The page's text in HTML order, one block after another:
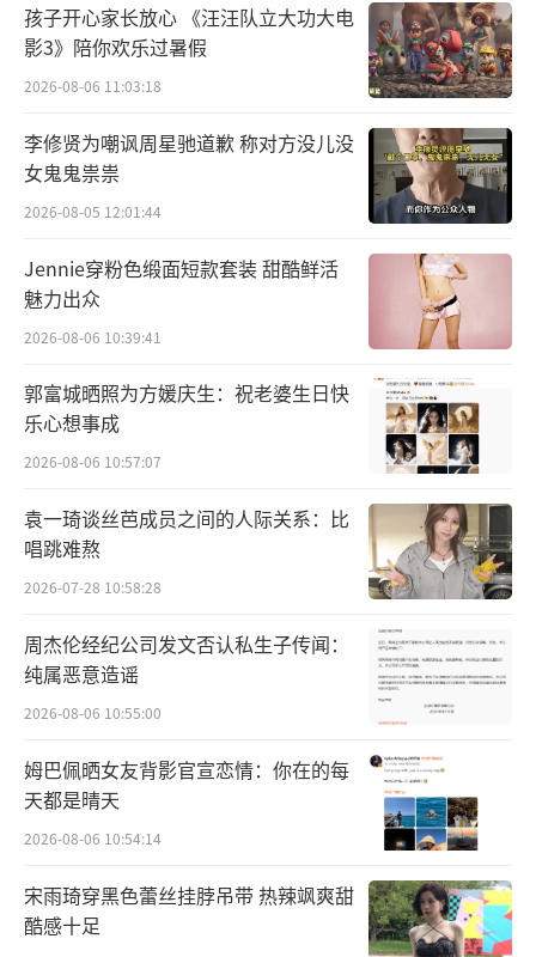
音浪势不可挡，世界由我开场！《翻滚
吧！音浪！》不仅展现了音乐游学的无限活力
与创新，更深度探索了青春、梦想与态度的多
元内涵。大学生们将在音乐的世界里找到自
我、坚守自我，展现他们的年轻态度，传递音
5月4日起每周六晚21:25锁定湖北卫视、2
2:00锁定芒果TV，《翻滚吧！音浪！》准时与
大家相约，一起用音乐点燃一夏狂欢！（责任编
辑：李劲 CK005）
孩子开心家长放心 《汪汪队立大功大电
影3》陪你欢乐过暑假
2026-08-06 11:03:18
李修贤为嘲讽周星驰道歉 称对方没儿没
女鬼鬼祟祟
2026-08-05 12:01:44
Jennie穿粉色缎面短款套装 甜酷鲜活
魅力出众
2026-08-06 10:39:41
郭富城晒照为方媛庆生：祝老婆生日快
乐心想事成
2026-08-06 10:57:07
袁一琦谈丝芭成员之间的人际关系：比
唱跳难熬
2026-07-28 10:58:28
周杰伦经纪公司发文否认私生子传闻：
纯属恶意造谣
2026-08-06 10:55:00
姆巴佩晒女友背影官宣恋情：你在的每
天都是晴天
2026-08-06 10:54:14
宋雨琦穿黑色蕾丝挂脖吊带 热辣飒爽甜
酷感十足